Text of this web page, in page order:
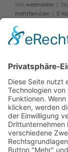
Von webmaster |
mehrfamilien | 0